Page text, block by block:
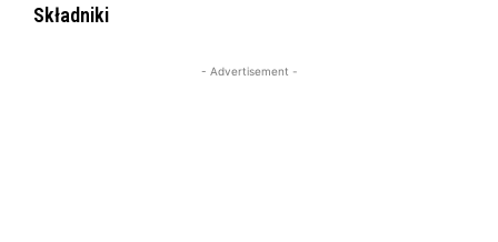
Składniki
- Advertisement -